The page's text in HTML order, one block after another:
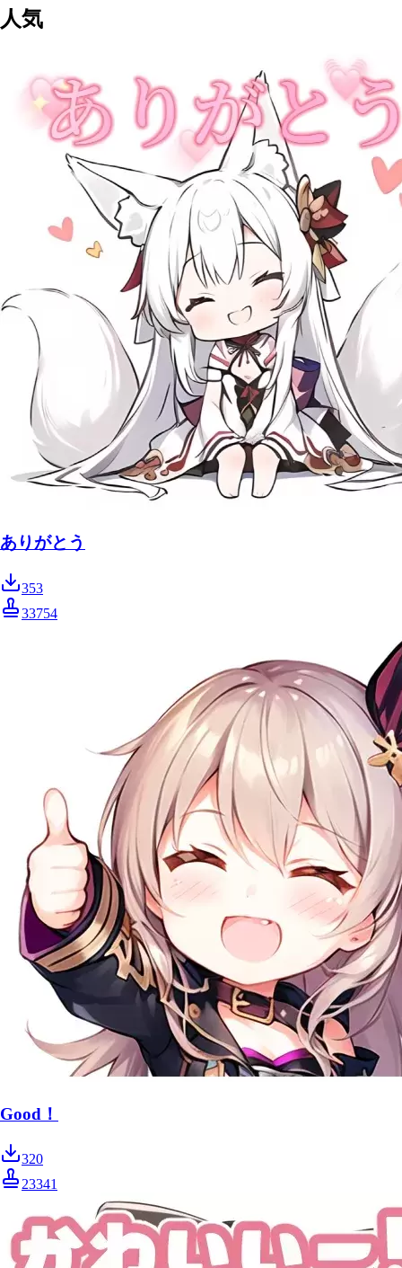
人気
ありがとう
353
33754
Good！
320
23341